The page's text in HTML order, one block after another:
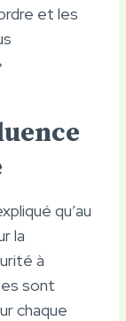
et les
qu’au
la
à
sont
chaque